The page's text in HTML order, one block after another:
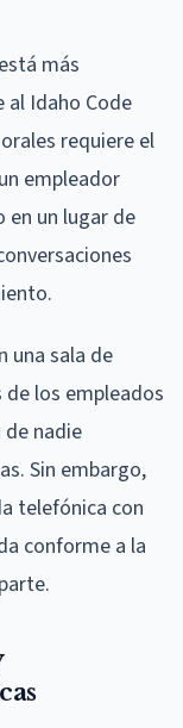
más
al Idaho Code
requiere el
empleador
en un lugar de
una sala de
de los empleados
nadie
Sin embargo,
telefónica con
conforme a la